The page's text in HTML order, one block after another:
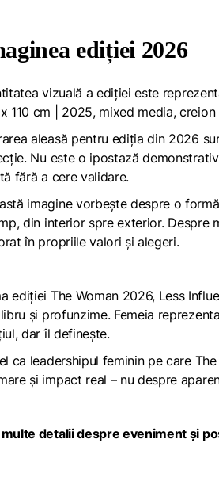
ediției 2026
vizuală a ediției este
110 cm | 2025, mixed media,
aleasă pentru ediția din 2026
Nu este o ipostază
fără a cere validare.
imagine vorbește despre o
din interior spre exterior. Despre
în propriile valori și alegeri.
ediției The Woman 2026, Less
și profunzime. Femeia
dar îl definește.
ca leadershipul feminin pe care
și impact real – nu despre
multe detalii despre eveniment și